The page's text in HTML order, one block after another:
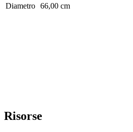
Diametro 66,00 cm
Risorse